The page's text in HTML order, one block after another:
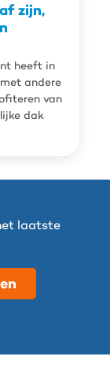
zijn,
heeft in
andere
van
dak
laatste